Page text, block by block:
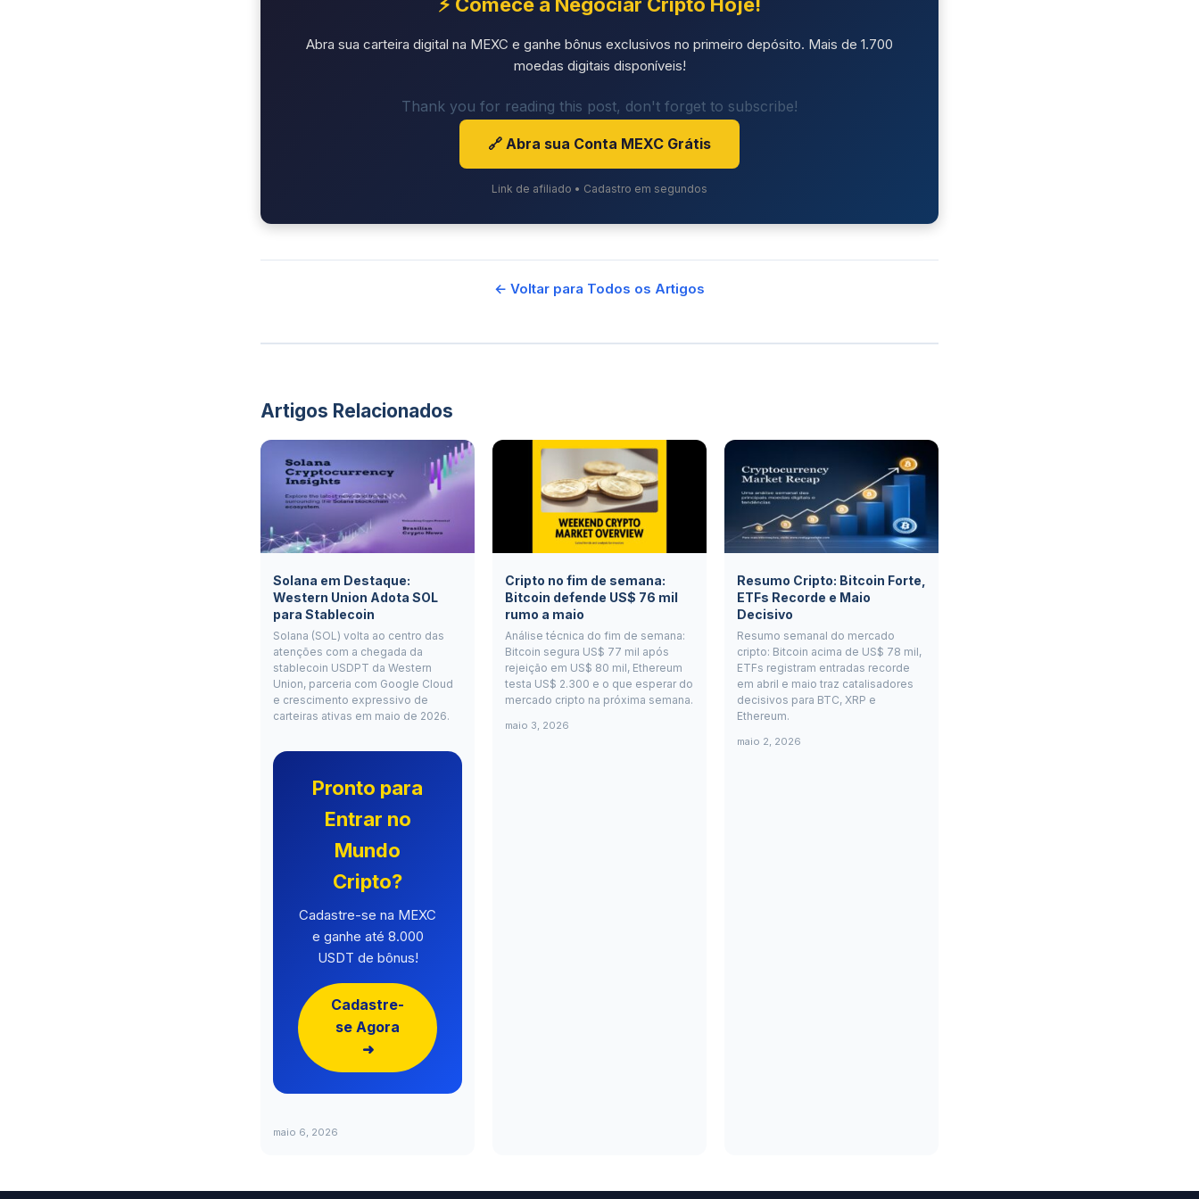
⚡ Comece a Negociar Cripto Hoje!
Abra sua carteira digital na MEXC e ganhe bônus exclusivos no primeiro depósito. Mais de 1.700
moedas digitais disponíveis!
Thank you for reading this post, don't forget to subscribe!
🔗 Abra sua Conta MEXC Grátis
Link de afiliado • Cadastro em segundos
← Voltar para Todos os Artigos
Artigos Relacionados
Solana em Destaque:
Western Union Adota SOL
para Stablecoin
Solana (SOL) volta ao centro das
atenções com a chegada da
stablecoin USDPT da Western
Union, parceria com Google Cloud
e crescimento expressivo de
carteiras ativas em maio de 2026.
Pronto para
Entrar no
Mundo
Cripto?
Cadastre-se na MEXC
e ganhe até 8.000
USDT de bônus!
Cadastre-
se Agora
➜
maio 6, 2026
Cripto no fim de semana:
Bitcoin defende US$ 76 mil
rumo a maio
Análise técnica do fim de semana:
Bitcoin segura US$ 77 mil após
rejeição em US$ 80 mil, Ethereum
testa US$ 2.300 e o que esperar do
mercado cripto na próxima semana.
maio 3, 2026
Resumo Cripto: Bitcoin Forte,
ETFs Recorde e Maio
Decisivo
Resumo semanal do mercado
cripto: Bitcoin acima de US$ 78 mil,
ETFs registram entradas recorde
em abril e maio traz catalisadores
decisivos para BTC, XRP e
Ethereum.
maio 2, 2026